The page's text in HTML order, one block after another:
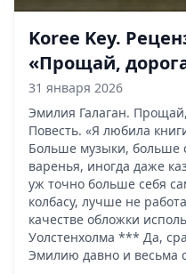
Koree Key.
«Прощай,
31 января 2026
Эмилия Галаган.
Повесть. «Я любила
Больше музыки, больше
варенья, иногда даже
уж точно больше себя
колбасу, лучше не
качестве обложки
Уолстенхолма *** Да,
Эмилию давно и весьма